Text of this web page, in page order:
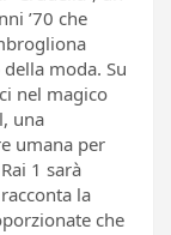
’70 che
moda. Su
nel magico
una
umana per
1 sarà
la
che